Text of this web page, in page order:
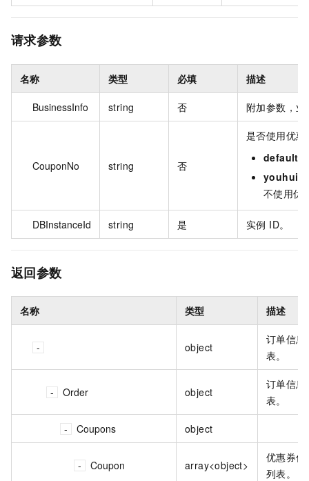
请求参数
名称 类型 必填 描述
BusinessInfo string 否 附加参数，业
CouponNo string 否
是否使用优
default
不使用优
DBInstanceId string 是 实例 ID。
返回参数
名称 类型 描述
object
订单信息
表。
Order object
订单信息
表。
Coupons object
Coupon array<object>
优惠券信
列表。